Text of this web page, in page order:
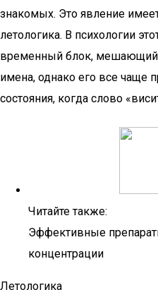
знакомых. Это явление
летологика. В психологии
временный блок, мешающий
имена, однако его все чаще
состояния, когда слово
Читайте также:
Эффективные
концентрации
Летологика